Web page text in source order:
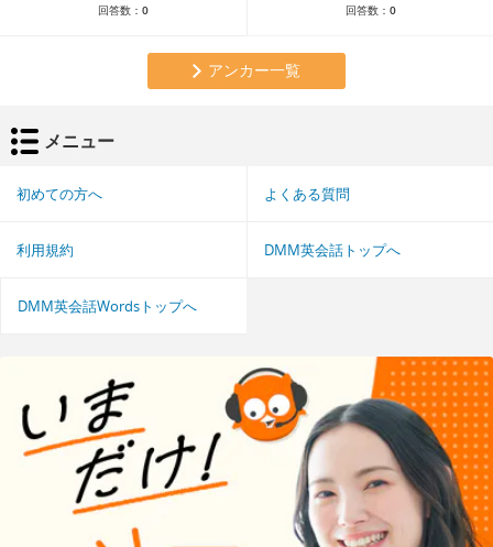
回答数： 0 回答数： 0
アンカー一覧
メニュー
初めての方へ よくある質問
利用規約 DMM英会話トップへ
DMM英会話Wordsトップへ